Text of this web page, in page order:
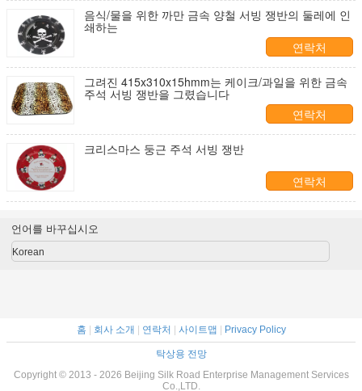
음식/물을 위한 까만 금속 양철 서빙 쟁반의 둘레에 인
쇄하는
연락처
그려진 415x310x15hmm는 케이크/과일을 위한 금속
주석 서빙 쟁반을 그렸습니다
연락처
크리스마스 둥근 주석 서빙 쟁반
연락처
언어를 바꾸십시오
Korean
홈 회사 소개 연락처 사이트맵 Privacy Policy
탁상용 전망
Copyright © 2013 - 2026 Beijing Silk Road Enterprise Management Services
Co.,LTD.